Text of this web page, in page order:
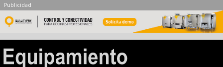
Publicidad